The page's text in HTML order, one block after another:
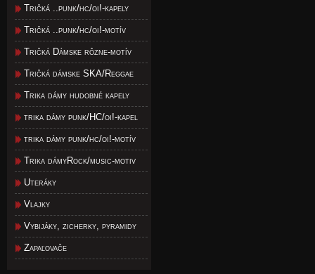
Tričká ..punk/hc/oi!-kapely
Tričká ..punk/hc/oi!-motív
Tričká Dámske rôzne-motív
Tričká dámske SKA/Reggae
Trika dámy hudobné kapely
trika dámy punk/HC/oi!-kapel
trika dámy punk/hc/oi!-motív
Trika dámyRock/music-motiv
Uteráky
Vlajky
Vybijáky, zicherky, pyramidy
Zapaľovače